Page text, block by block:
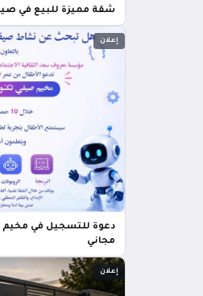
شقة مميزة للبيع في
إعلان
دعوة للتسجيل في مخيم
مجاني
إعلان